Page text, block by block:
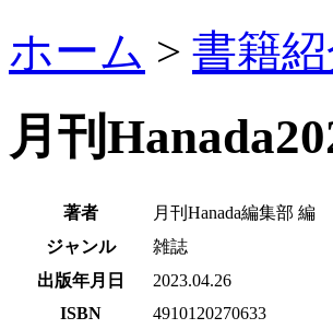
ホーム > 書籍
月刊
著者
月刊Hanada編集部 編
ジャンル
雑誌
出版年月日
2023.04.26
ISBN
4910120270633